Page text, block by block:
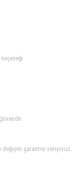
garantisi veriyoruz.